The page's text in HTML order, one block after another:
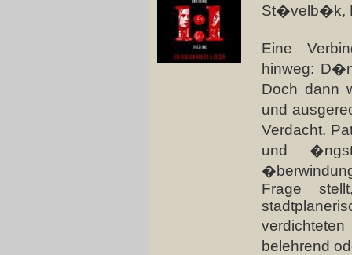
St�velb�k,
Eine
hinweg:
Doch dann
und
Verdacht.
und
Frage
belehrend